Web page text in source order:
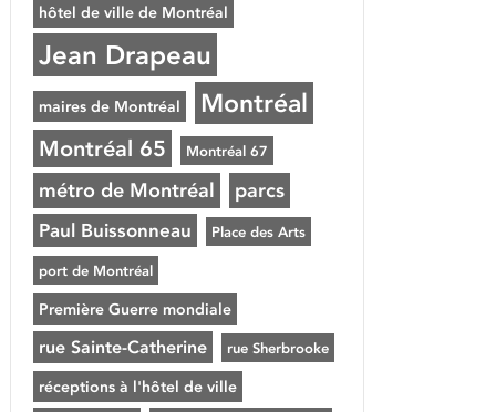
hôtel de ville de Montréal
Jean Drapeau
maires de Montréal Montréal
Montréal 65 Montréal 67
métro de Montréal parcs
Paul Buissonneau Place des Arts
port de Montréal
Première Guerre mondiale
rue Sainte-Catherine rue Sherbrooke
réceptions à l'hôtel de ville